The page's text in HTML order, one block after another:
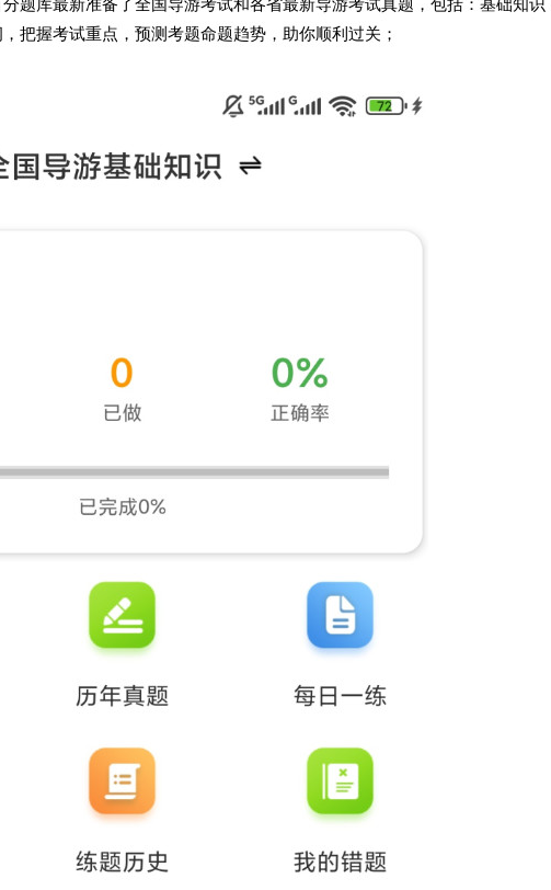
把握考试重点，预测考题命题趋势，助你顺利过关；